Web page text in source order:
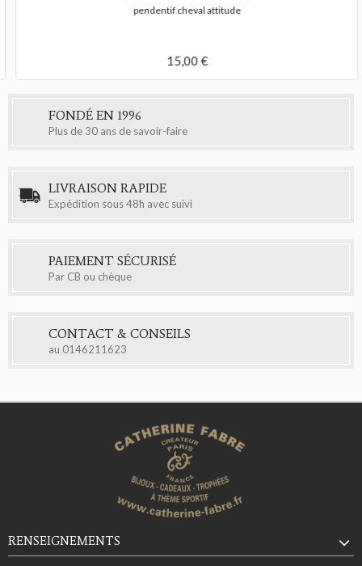
pendentif cheval attitude
15,00 €
FONDÉ EN 1996
Plus de 30 ans de savoir-faire
LIVRAISON RAPIDE
Expédition sous 48h avec suivi
PAIEMENT SÉCURISÉ
Par CB ou chèque
CONTACT & CONSEILS
au 0146211623
RENSEIGNEMENTS